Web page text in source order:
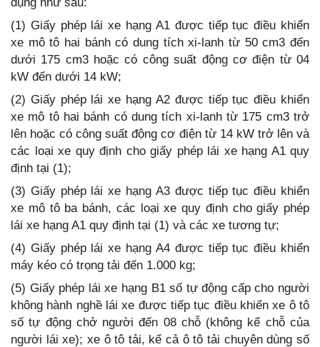
(1) Giấy phép lái xe hạng A1 được tiếp tục điều khiển
xe mô tô hai bánh có dung tích xi-lanh từ 50 cm3 đến
dưới 175 cm3 hoặc có công suất động cơ điện từ 04
kW đến dưới 14 kW;
(2) Giấy phép lái xe hạng A2 được tiếp tục điều khiển
xe mô tô hai bánh có dung tích xi-lanh từ 175 cm3 trở
lên hoặc có công suất động cơ điện từ 14 kW trở lên và
các loại xe quy định cho giấy phép lái xe hạng A1 quy
định tại (1);
(3) Giấy phép lái xe hạng A3 được tiếp tục điều khiển
xe mô tô ba bánh, các loại xe quy định cho giấy phép
lái xe hạng A1 quy định tại (1) và các xe tương tự;
(4) Giấy phép lái xe hạng A4 được tiếp tục điều khiển
máy kéo có trọng tải đến 1.000 kg;
(5) Giấy phép lái xe hạng B1 số tự động cấp cho người
không hành nghề lái xe được tiếp tục điều khiển xe ô tô
số tự động chở người đến 08 chỗ (không kể chỗ của
người lái xe); xe ô tô tải, kể cả ô tô tải chuyên dùng số